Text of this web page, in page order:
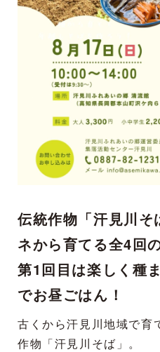
伝統作物「汗見川そ
ネから育てる全4回
第1回目は楽しく種
でお昼ごはん！
古くから汗見川地域で育
作物「汗見川そば」。